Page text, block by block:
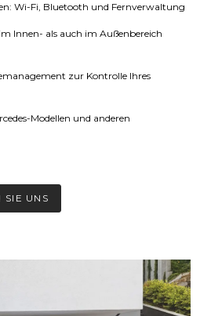
Wi-Fi, Bluetooth und Fernverwaltung
Innen- als auch im Außenbereich
zur Kontrolle Ihres
Modellen und anderen
SIE UNS